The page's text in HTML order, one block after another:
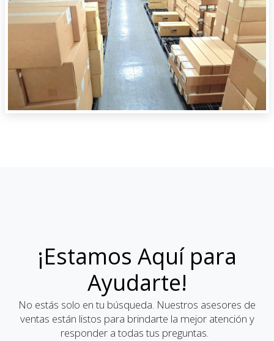
¡Estamos Aquí para
Ayudarte!
No estás solo en tu búsqueda. Nuestros asesores de
ventas están listos para brindarte la mejor atención y
responder a todas tus preguntas.